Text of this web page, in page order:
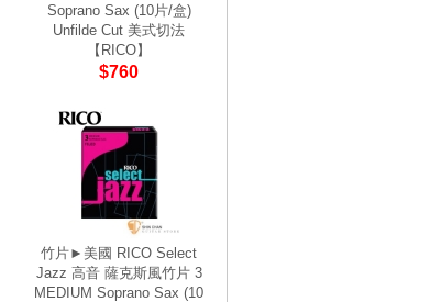
Soprano Sax (10片/盒)
Unfilde Cut 美式切法
【RICO】
$760
竹片►美國 RICO Select
Jazz 高音 薩克斯風竹片 3
MEDIUM Soprano Sax (10